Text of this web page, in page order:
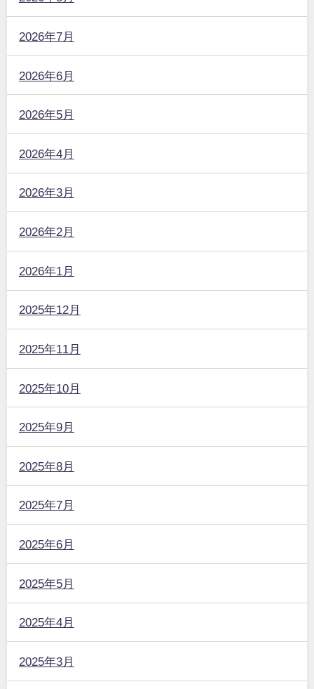
2026年7月
2026年6月
2026年5月
2026年4月
2026年3月
2026年2月
2026年1月
2025年12月
2025年11月
2025年10月
2025年9月
2025年8月
2025年7月
2025年6月
2025年5月
2025年4月
2025年3月